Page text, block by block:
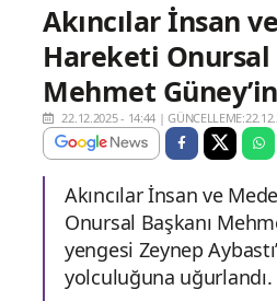
Akıncılar İnsan
Hareketi Onursal
Mehmet
22.12.2025 - 14:44 |
Akıncılar İnsan ve
Onursal Başkanı
yengesi Zeynep
yolculuğuna uğurlandı.